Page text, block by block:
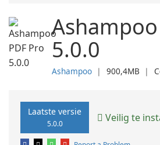
5.0.0
Ashampoo ❘ 900,4MB ❘
Laatste versie
5.0.0 Veilig te